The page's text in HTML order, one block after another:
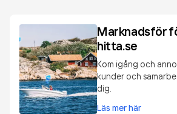
Marknadsför
hitta.se
Kom igång och
kunder och
dig.
Läs mer här